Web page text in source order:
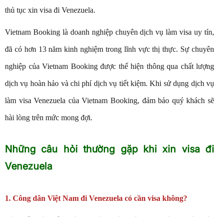
thủ tục xin visa đi Venezuela.
Vietnam Booking là doanh nghiệp chuyên dịch vụ làm visa uy tín,
đã có hơn 13 năm kinh nghiệm trong lĩnh vực thị thực. Sự chuyên
nghiệp của Vietnam Booking được thể hiện thông qua chất lượng
dịch vụ hoàn hảo và chi phí dịch vụ tiết kiệm. Khi sử dụng dịch vụ
làm visa Venezuela của Vietnam Booking, đảm bảo quý khách sẽ
hài lòng trên mức mong đợi.
Những câu hỏi thường gặp khi xin visa đi
Venezuela
1. Công dân Việt Nam đi Venezuela có cần visa không?